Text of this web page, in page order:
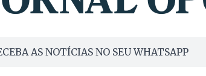
AS NOTÍCIAS NO SEU WHATSAPP